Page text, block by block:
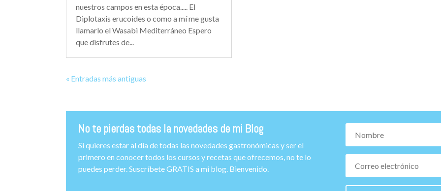
nuestros campos en esta época..... El
Diplotaxis erucoides o como a mí me gusta
llamarlo el Wasabi Mediterráneo Espero
que disfrutes de...
« Entradas más antiguas
No te pierdas todas la novedades de mi Blog
Si quieres estar al día de todas las novedades gastronómicas y ser el
primero en conocer todos los cursos y recetas que ofrecemos, no te lo
puedes perder. Suscríbete GRATIS a mi blog. Bienvenido.